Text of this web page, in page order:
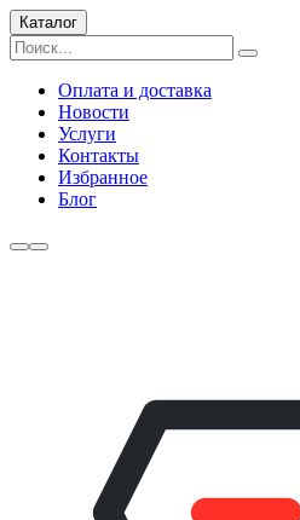
Каталог
Оплата и доставка
Новости
Услуги
Контакты
Избранное
Блог